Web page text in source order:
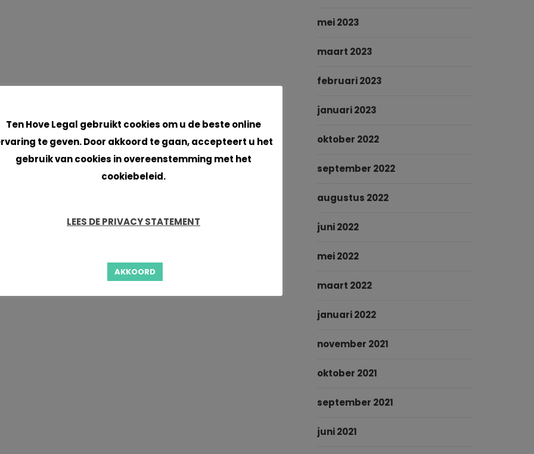
mei 2023
maart 2023
februari 2023
januari 2023
oktober 2022
september 2022
augustus 2022
juni 2022
mei 2022
maart 2022
januari 2022
november 2021
oktober 2021
september 2021
juni 2021
Ten Hove Legal gebruikt cookies om u de beste online
te geven. Door akkoord te gaan, accepteert u het
gebruik van cookies in overeenstemming met het
cookiebeleid.
LEES DE PRIVACY STATEMENT
AKKOORD